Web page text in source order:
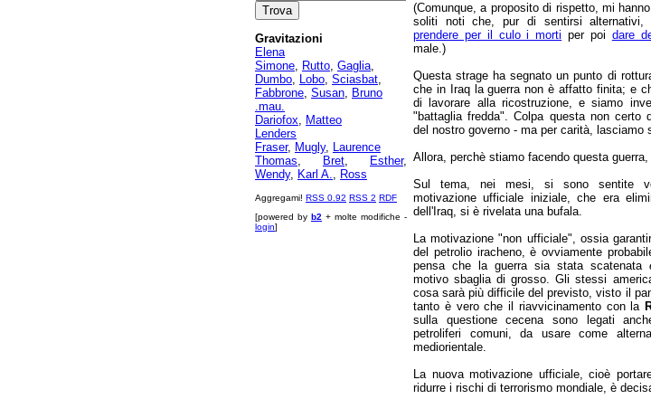
Gravitazioni
Elena
Simone, Rutto, Gaglia,
Dumbo, Lobo, Sciasbat,
Fabbrone, Susan, Bruno
.mau.
Dariofox, Matteo
Lenders
Fraser, Mugly, Laurence
Thomas, Bret, Esther,
Wendy, Karl A., Ross
Aggregami! RSS 0.92 RSS 2 RDF
[powered by b2 + molte modifiche -
login]
(Comunque, a proposito di rispetto, mi
soliti noti che, pur di sentirsi
prendere per il culo i morti per poi dare
male.)
Questa strage ha segnato un punto di
che in Iraq la guerra non è affatto finita; e
di lavorare alla ricostruzione, e siamo
"battaglia fredda". Colpa questa non certo
del nostro governo - ma per carità, lasciamo
Allora, perchè stiamo facendo questa
Sul tema, nei mesi, si sono sentite
motivazione ufficiale iniziale, che era
dell'Iraq, si è rivelata una bufala.
La motivazione "non ufficiale", ossia
del petrolio iracheno, è ovviamente
pensa che la guerra sia stata scatenata
motivo sbaglia di grosso. Gli stessi
cosa sarà più difficile del previsto, visto il
tanto è vero che il riavvicinamento con la
sulla questione cecena sono legati
petroliferi comuni, da usare come
mediorientale.
La nuova motivazione ufficiale, cioè
ridurre i rischi di terrorismo mondiale, è